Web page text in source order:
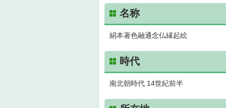
名称
絹本著色融通念仏縁起絵
時代
南北朝時代 14世紀前半